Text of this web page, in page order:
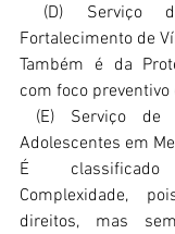
(D) Serviço
Fortalecimento de
Também é da
com foco
(E) Serviço de
Adolescentes em
É
Complexidade,
direitos, mas